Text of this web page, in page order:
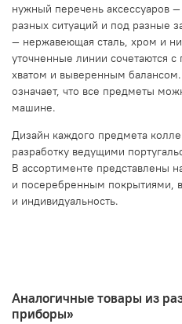
нужный перечень аксессуаров
разных ситуаций и под разные
— нержавеющая сталь, хром и
уточненные линии сочетаются
хватом и выверенным
означает, что все предметы
машине.
Дизайн каждого предмета
разработку ведущими
В ассортименте представлены
и посеребренным покрытиями,
и индивидуальность.
Аналогичные товары из
приборы»